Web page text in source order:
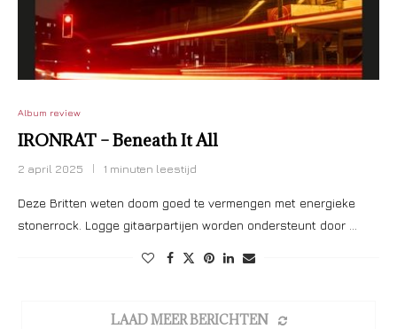
Album review
IRONRAT – Beneath It All
2 april 2025 1 minuten leestijd
Deze Britten weten doom goed te vermengen met energieke
stonerrock. Logge gitaarpartijen worden ondersteunt door …
LAAD MEER BERICHTEN